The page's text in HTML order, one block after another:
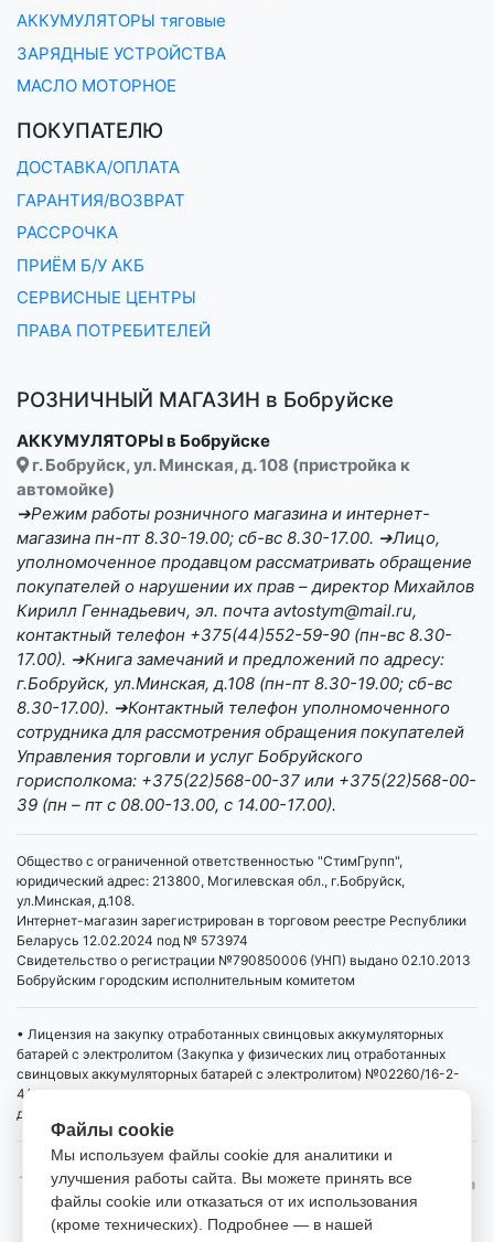
АККУМУЛЯТОРЫ тяговые
ЗАРЯДНЫЕ УСТРОЙСТВА
МАСЛО МОТОРНОЕ
ПОКУПАТЕЛЮ
ДОСТАВКА/ОПЛАТА
ГАРАНТИЯ/ВОЗВРАТ
РАССРОЧКА
ПРИЁМ Б/У АКБ
СЕРВИСНЫЕ ЦЕНТРЫ
ПРАВА ПОТРЕБИТЕЛЕЙ
РОЗНИЧНЫЙ МАГАЗИН в Бобруйске
АККУМУЛЯТОРЫ в Бобруйске
г. Бобруйск, ул. Минская, д. 108 (пристройка к
автомойке)
➔Режим работы розничного магазина и интернет-
магазина пн-пт 8.30-19.00; сб-вс 8.30-17.00. ➔Лицо,
уполномоченное продавцом рассматривать обращение
покупателей о нарушении их прав – директор Михайлов
Кирилл Геннадьевич, эл. почта avtostym@mail.ru,
контактный телефон +375(44)552-59-90 (пн-вс 8.30-
17.00). ➔Книга замечаний и предложений по адресу:
г.Бобруйск, ул.Минская, д.108 (пн-пт 8.30-19.00; сб-вс
8.30-17.00). ➔Контактный телефон уполномоченного
сотрудника для рассмотрения обращения покупателей
Управления торговли и услуг Бобруйского
горисполкома: +375(22)568-00-37 или +375(22)568-00-
39 (пн – пт с 08.00-13.00, с 14.00-17.00).
Общество с ограниченной ответственностью "СтимГрупп",
юридический адрес: 213800, Могилевская обл., г.Бобруйск,
ул.Минская, д.108.
Интернет-магазин зарегистрирован в торговом реестре Республики
Беларусь 12.02.2024 под № 573974
Свидетельство о регистрации №790850006 (УНП) выдано 02.10.2013
Бобруйским городским исполнительным комитетом
• Лицензия на закупку отработанных свинцовых аккумуляторных
батарей с электролитом (Закупка у физических лиц отработанных
свинцовых аккумуляторных батарей с электролитом) №02260/16-2-
4/4 от 01.04.2019 выдана Министерством промышленности РБ,
действует бессрочно
Файлы cookie
Мы используем файлы cookie для аналитики и
улучшения работы сайта. Вы можете принять все
файлы cookie или отказаться от их использования
(кроме технических). Подробнее — в нашей